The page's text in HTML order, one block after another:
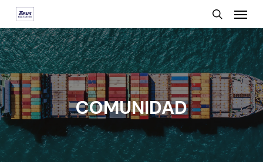
Skip
to
main
content
search
Menu
COMUNIDAD